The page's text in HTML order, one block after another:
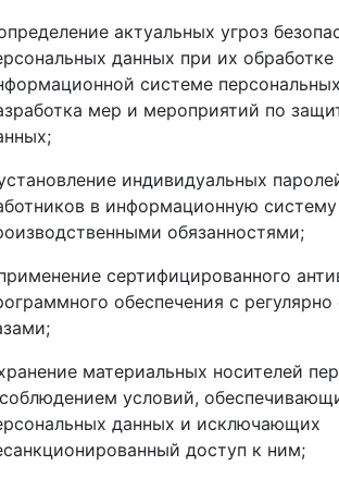
актуальных угроз
данных при их обработке
системе
мер и мероприятий по
индивидуальных
в информационную
обязанностями;
сертифицированного
обеспечения с
материальных носителей
условий,
данных и исключающих
доступ к ним;